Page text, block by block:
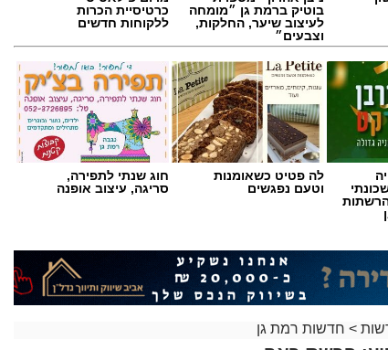
לה פטיט כשאומנות
וטעם נפגשים
חוג שנתי לתפירה,
סריגה, עיצוב אופנה
פרשת ראה